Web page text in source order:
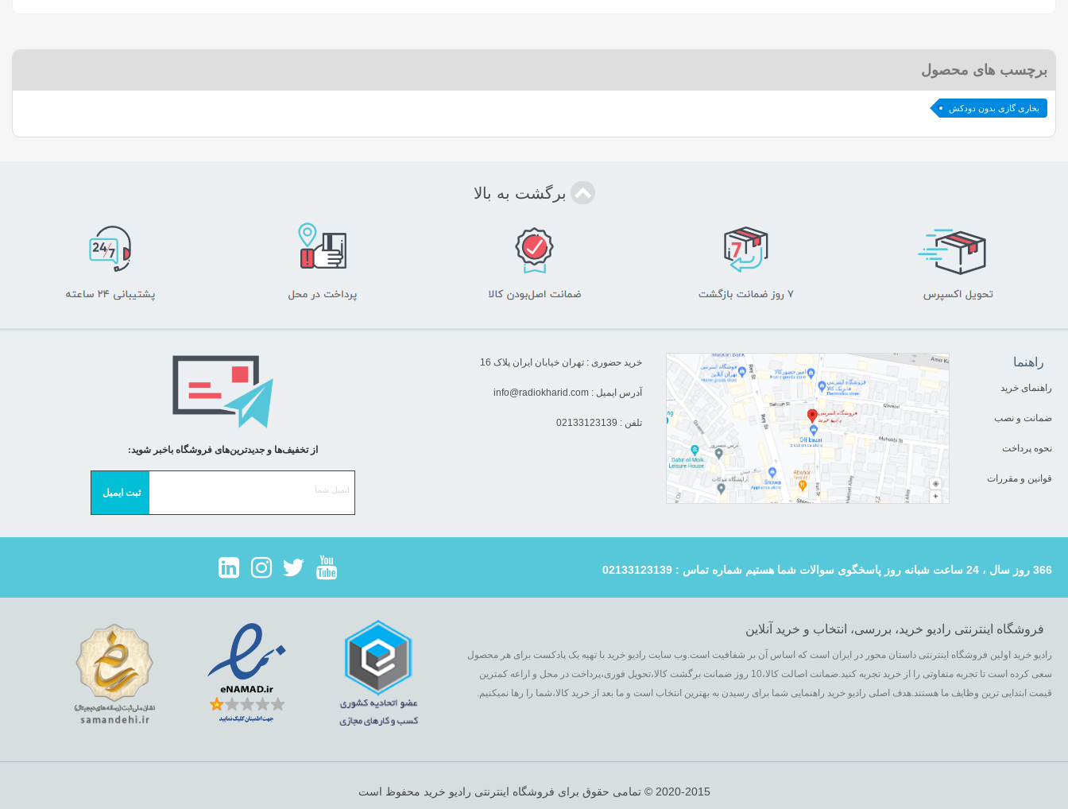
برچسب های محصول
بخاری گازی بدون دودکش
برگشت به بالا
راهنما
راهنمای خرید
ضمانت و نصب
نحوه پرداخت
قوانین و مقررات
خرید حضوری : تهران خیابان ایران پلاک 16
آدرس ایمیل : info@radiokharid.com
تلفن : 02133123139
366 روز سال ، 24 ساعت شبانه روز پاسخگوی سوالات شما هستیم شماره تماس : 02133123139
از تخفیف‌ها و جدیدترین‌های فروشگاه باخبر شوید:
فروشگاه اینترنتی رادیو خرید، بررسی، انتخاب و خرید آنلاین
رادیو خرید اولین فروشگاه اینترنتی داستان محور در ایران است که اساس آن بر شفافیت است.وب سایت رادیو خرید با تهیه یک پادکست برای هر محصول
سعی کرده است تا تجربه متفاوتی را از خرید تجربه کنید.ضمانت اصالت کالا،10 روز ضمانت برگشت کالا،تحویل فوری،پرداخت در محل و اراعه کمترین
قیمت ابتدایی ترین وظایف ما هستند.هدف اصلی رادیو خرید راهنمایی شما برای رسیدن به بهترین انتخاب است و ما بعد از خرید کالا،شما را رها نمیکنیم.
2020-2015 © تمامی حقوق برای فروشگاه اینترنتی رادیو خرید محفوظ است